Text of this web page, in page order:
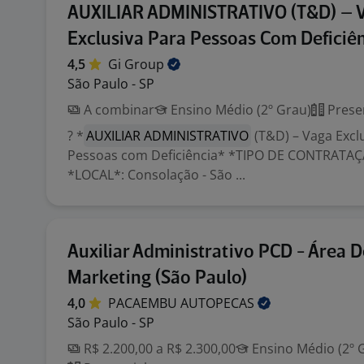
AUXILIAR ADMINISTRATIVO (T&D) –
Exclusiva Para Pessoas Com
4,5 Gi Group
São Paulo - SP
A combinar
Ensino Médio (2º Grau)
? *AUXILIAR ADMINISTRATIVO (T&D) – Vaga
Pessoas com Deficiência* *TIPO DE
*LOCAL*: Consolação - São ...
Auxiliar Administrativo PCD - Área
Marketing (São Paulo)
4,0 PACAEMBU AUTOPECAS
São Paulo - SP
R$ 2.200,00 a R$ 2.300,00
Ensino Médio (2º